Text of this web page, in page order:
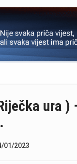
OGLAS
ura )
01/2023